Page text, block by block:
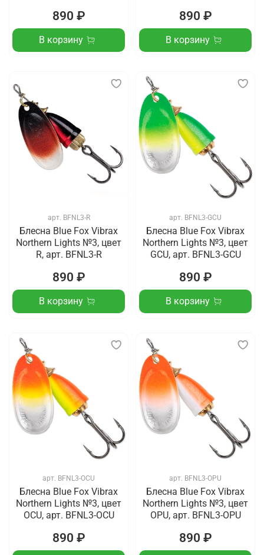
890 ₽
В корзину
890 ₽
В корзину
арт. BFNL3-R
Блесна Blue Fox Vibrax
Northern Lights №3, цвет
R, арт. BFNL3-R
890 ₽
В корзину
арт. BFNL3-GCU
Блесна Blue Fox Vibrax
Northern Lights №3, цвет
GCU, арт. BFNL3-GCU
890 ₽
В корзину
арт. BFNL3-OCU
Блесна Blue Fox Vibrax
Northern Lights №3, цвет
OCU, арт. BFNL3-OCU
890 ₽
арт. BFNL3-OPU
Блесна Blue Fox Vibrax
Northern Lights №3, цвет
OPU, арт. BFNL3-OPU
890 ₽